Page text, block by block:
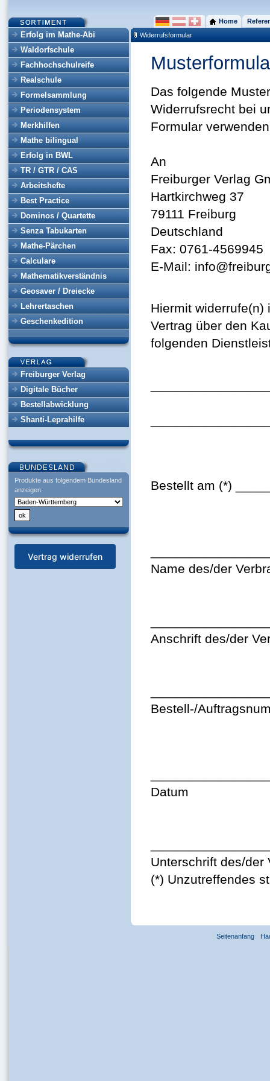
Erfolg im Mathe-Abi
Waldorfschule
Fachhochschulreife
Realschule
Formelsammlung
Periodensystem
Merkhilfen
Mathe bilingual
Erfolg in BWL
TR / GTR / CAS
Arbeitshefte
Best Practice
Dominos / Quartette
Senza Tabukarten
Mathe-Pärchen
Calculare
Mathematikverständnis
Geosaver / Dreiecke
Lehrertaschen
Geschenkedition
Freiburger Verlag
Digitale Bücher
Bestellabwicklung
Shanti-Leprahilfe
Produkte aus folgendem Bundesland
anzeigen:
Vertrag widerrufen
Home
Widerrufsformular
Das folgende
Widerrufsrecht bei
Formular
An
Freiburger Verlag
Hartkirchweg 37
79111 Freiburg
Deutschland
Fax: 0761-4569945
E-Mail:
Hiermit
Vertrag über den
folgenden
Bestellt am (*)
Name des/der
Anschrift des/der
Bestell-/
Datum
Unterschrift des/der
(*) Unzutreffendes
Seitenanfang